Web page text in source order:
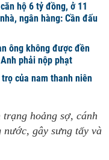
hộ 6 tỷ đồng, ở 11
ngân hàng: Cần đấu
ông không được đền
phải nộp phạt
của nam thanh niên
hoảng sợ, cánh
nước, gây sưng tấy và